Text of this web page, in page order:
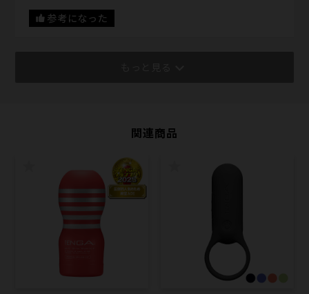
参考になった
関連商品